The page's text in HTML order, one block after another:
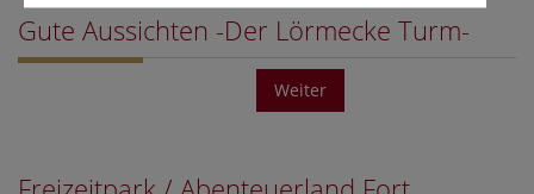
Gute Aussichten -Der Lörmecke Turm-
Weiter